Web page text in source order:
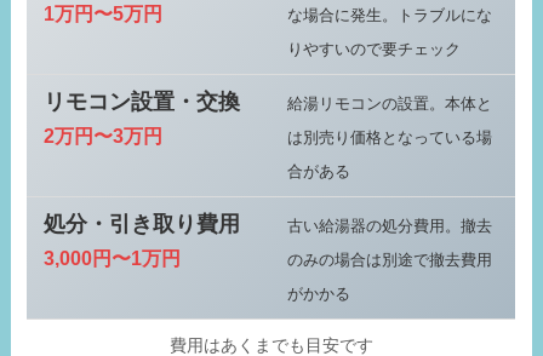
1万円〜5万円
な場合に発生。トラブルにな
りやすいので要チェック
リモコン設置・交換
2万円〜3万円
給湯リモコンの設置。本体と
は別売り価格となっている場
合がある
処分・引き取り費用
3,000円〜1万円
古い給湯器の処分費用。撤去
のみの場合は別途で撤去費用
がかかる
費用はあくまでも目安です